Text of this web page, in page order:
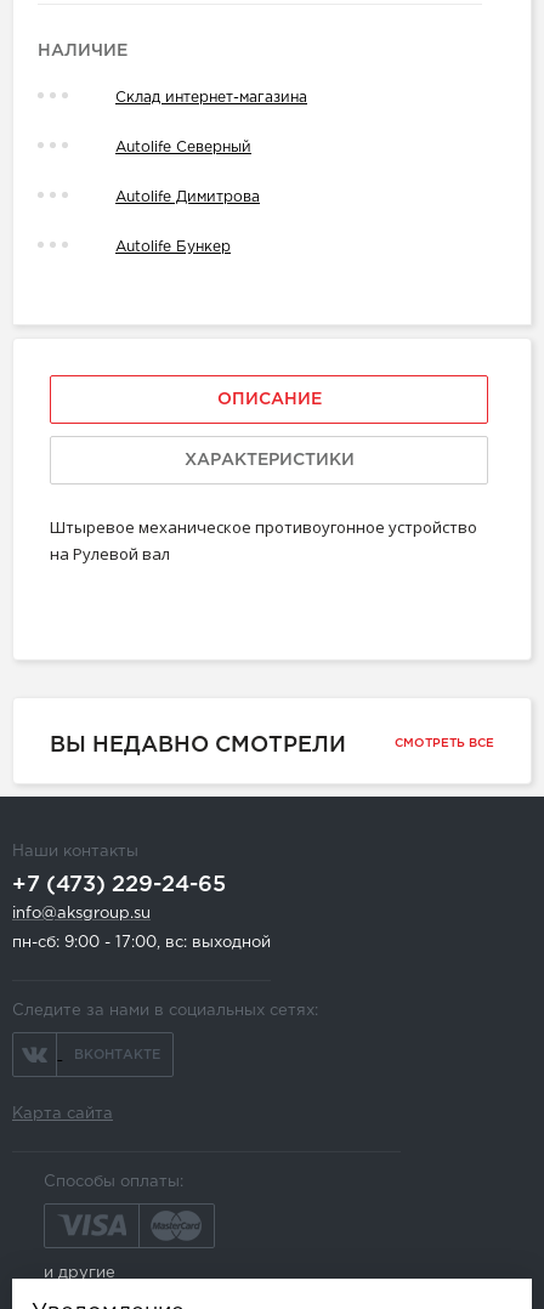
НАЛИЧИЕ
Склад интернет-магазина
Autolife Северный
Autolife Димитрова
Autolife Бункер
ОПИСАНИЕ
ХАРАКТЕРИСТИКИ
Штыревое механическое противоугонное устройство
на Рулевой вал
ВЫ НЕДАВНО СМОТРЕЛИ СМОТРЕТЬ ВСЕ
Наши контакты
+7 (473) 229-24-65
info@aksgroup.su
пн-сб: 9:00 - 17:00, вс: выходной
Следите за нами в социальных сетях:
ВКОНТАКТЕ
Карта сайта
Способы оплаты:
и другие